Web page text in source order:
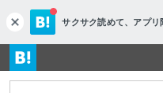
c
l
o
s
e
サクサク読めて、 アプリ